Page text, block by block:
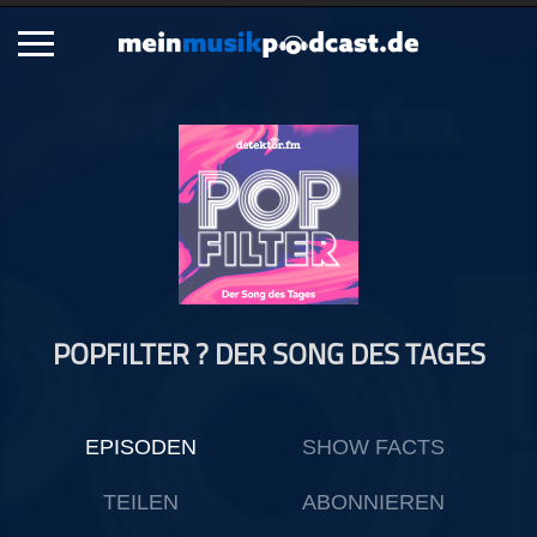
Klassik
Musikinterviews
POPFILTER ? DER SONG DES TAGES
EPISODEN SHOW FACTS
TEILEN ABONNIEREN